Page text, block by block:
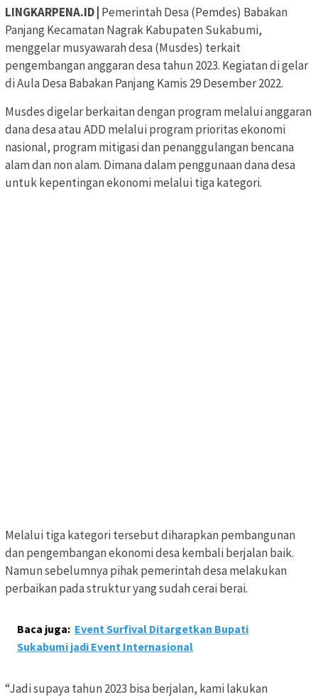
LINGKARPENA.ID | Pemerintah Desa (Pemdes) Babakan
Panjang Kecamatan Nagrak Kabupaten Sukabumi,
menggelar musyawarah desa (Musdes) terkait
pengembangan anggaran desa tahun 2023. Kegiatan di gelar
di Aula Desa Babakan Panjang Kamis 29 Desember 2022.
Musdes digelar berkaitan dengan program melalui anggaran
dana desa atau ADD melalui program prioritas ekonomi
nasional, program mitigasi dan penanggulangan bencana
alam dan non alam. Dimana dalam penggunaan dana desa
untuk kepentingan ekonomi melalui tiga kategori.
Melalui tiga kategori tersebut diharapkan pembangunan
dan pengembangan ekonomi desa kembali berjalan baik.
Namun sebelumnya pihak pemerintah desa melakukan
perbaikan pada struktur yang sudah cerai berai.
Baca juga: Event Surfival Ditargetkan Bupati
Sukabumi jadi Event Internasional
“Jadi supaya tahun 2023 bisa berjalan, kami lakukan